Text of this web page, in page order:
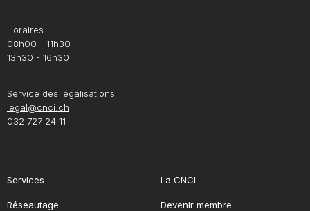
Horaires
08h00 - 11h30
13h30 - 16h30
Service des légalisations
legal@cnci.ch
032 727 24 11
Services
Réseautage
La CNCI
Devenir membre